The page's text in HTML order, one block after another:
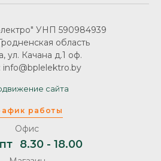
работы
Офис
8.30 - 18.00
УНП 590984939
область
ул. Качана д.1 оф.
info@bplelektro.by
сайта